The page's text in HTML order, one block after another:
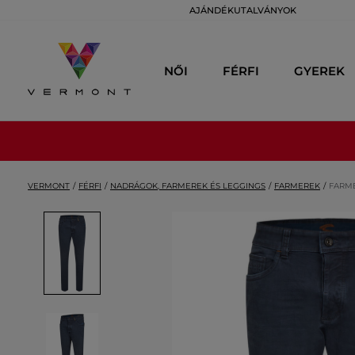
AJÁNDÉKUTALVÁNYOK
NŐI FÉRFI GYEREK
VERMONT FÉRFI NADRÁGOK, FARMEREK ÉS LEGGINGS FARMEREK